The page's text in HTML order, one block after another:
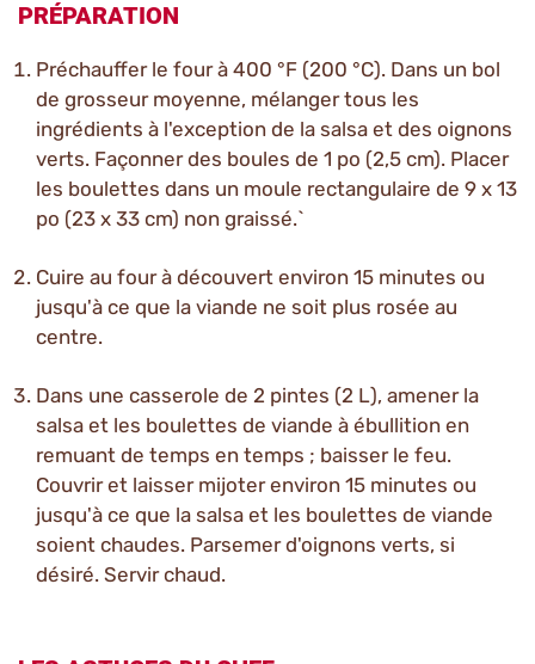
PRÉPARATION
Préchauffer le four à 400 °F (200 °C). Dans un bol
de grosseur moyenne, mélanger tous les
ingrédients à l'exception de la salsa et des oignons
verts. Façonner des boules de 1 po (2,5 cm). Placer
les boulettes dans un moule rectangulaire de 9 x 13
po (23 x 33 cm) non graissé.`
Cuire au four à découvert environ 15 minutes ou
jusqu'à ce que la viande ne soit plus rosée au
centre.
Dans une casserole de 2 pintes (2 L), amener la
salsa et les boulettes de viande à ébullition en
remuant de temps en temps ; baisser le feu.
Couvrir et laisser mijoter environ 15 minutes ou
jusqu'à ce que la salsa et les boulettes de viande
soient chaudes. Parsemer d'oignons verts, si
désiré. Servir chaud.